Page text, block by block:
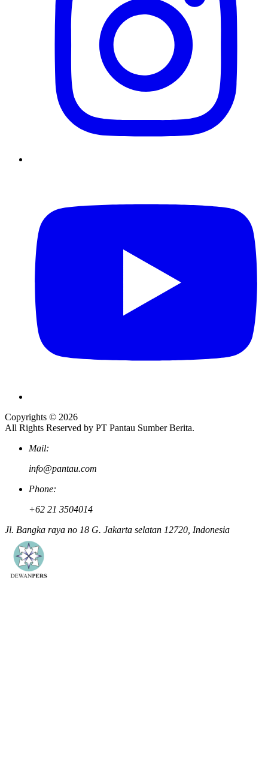
Copyrights © 2026
All Rights Reserved by PT Pantau Sumber Berita.
Mail:
info@pantau.com
Phone:
+62 21 3504014
Jl. Bangka raya no 18 G. Jakarta selatan 12720, Indonesia